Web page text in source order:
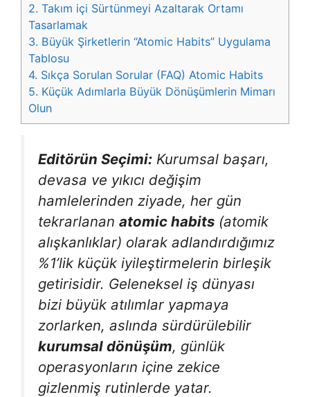
2. Takım içi Sürtünmeyi Azaltarak Ortamı
Tasarlamak
3. Büyük Şirketlerin “Atomic Habits” Uygulama
Tablosu
4. Sıkça Sorulan Sorular (FAQ) Atomic Habits
5. Küçük Adımlarla Büyük Dönüşümlerin Mimarı
Olun
Editörün Seçimi: Kurumsal başarı,
devasa ve yıkıcı değişim
hamlelerinden ziyade, her gün
tekrarlanan atomic habits (atomik
alışkanlıklar) olarak adlandırdığımız
%1’lik küçük iyileştirmelerin birleşik
getirisidir. Geleneksel iş dünyası
bizi büyük atılımlar yapmaya
zorlarken, aslında sürdürülebilir
kurumsal dönüşüm, günlük
operasyonların içine zekice
gizlenmiş rutinlerde yatar.